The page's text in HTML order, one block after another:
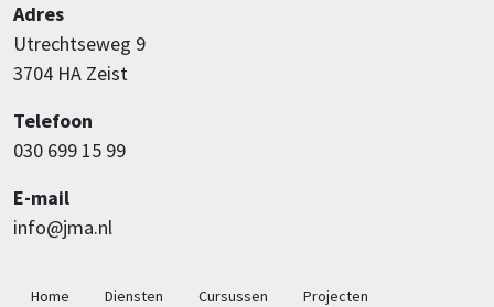
Adres
Utrechtseweg 9
3704 HA Zeist
Telefoon
030 699 15 99
E-mail
info@jma.nl
Hoofdnavigatie
Home Diensten Cursussen Projecten